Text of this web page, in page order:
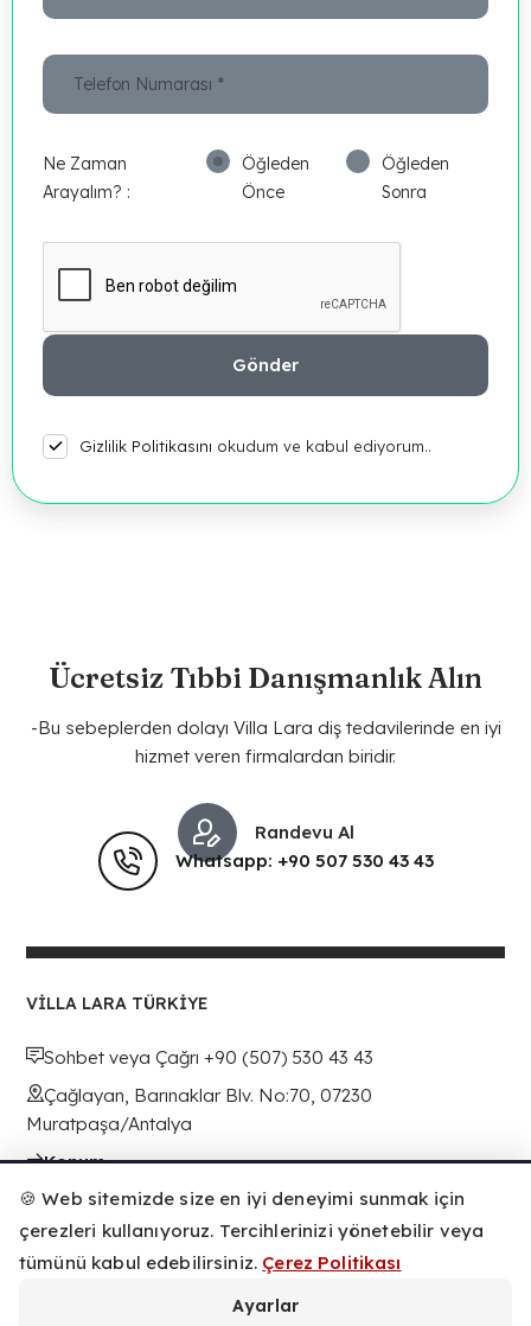
Ne Zaman
Arayalım? :
Öğleden
Önce
Öğleden
Sonra
Gizlilik Politikasını okudum ve kabul ediyorum..
Ücretsiz Tıbbi Danışmanlık Alın
-Bu sebeplerden dolayı Villa Lara diş tedavilerinde en iyi
hizmet veren firmalardan biridir.
Randevu Al
Whatsapp: +90 507 530 43 43
VILLA LARA TÜRKIYE
Sohbet veya Çağrı +90 (507) 530 43 43
Çağlayan, Barınaklar Blv. No:70, 07230
Muratpaşa/Antalya
Konum
🍪 Web sitemizde size en iyi deneyimi sunmak için
çerezleri kullanıyoruz. Tercihlerinizi yönetebilir veya
tümünü kabul edebilirsiniz. Çerez Politikası
Ayarlar